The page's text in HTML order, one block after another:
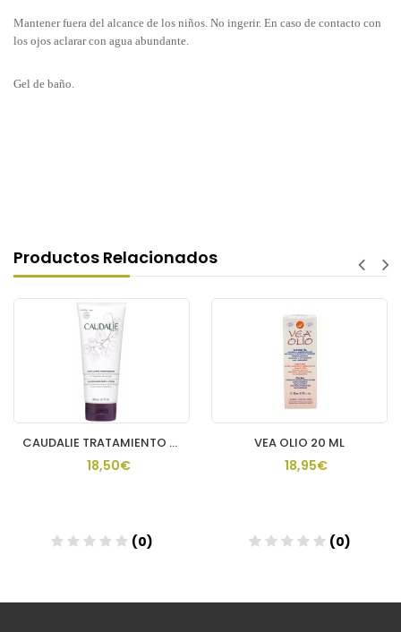
Mantener fuera del alcance de los niños. No ingerir. En caso de contacto con
los ojos aclarar con agua abundante.
Gel de baño.
Productos Relacionados
CAUDALIE TRATAMIENTO CORPORAL NUTR THE DES VIGNES
18,50€
(0)
VEA OLIO 20 ML
18,95€
(0)